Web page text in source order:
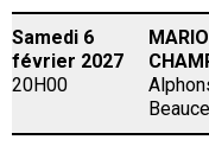
Samedi 6
février 2027
20H00